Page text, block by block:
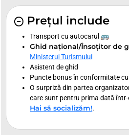
Prețul include
Transport cu autocarul 🚌
Ghid național/Însoțitor de
Ministerul Turismului
Asistent de ghid
Puncte bonus în conformitate cu
O surpriză din partea
care sunt pentru prima dată
Hai să socializăm!.